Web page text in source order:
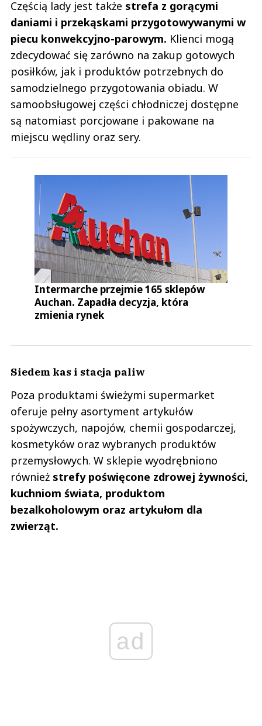
Częścią lady jest także strefa z gorącymi
daniami i przekąskami przygotowywanymi w
piecu konwekcyjno-parowym. Klienci mogą
zdecydować się zarówno na zakup gotowych
posiłków, jak i produktów potrzebnych do
samodzielnego przygotowania obiadu. W
samoobsługowej części chłodniczej dostępne
są natomiast porcjowane i pakowane na
miejscu wędliny oraz sery.
Intermarche przejmie 165 sklepów
Auchan. Zapadła decyzja, która
zmienia rynek
Siedem kas i stacja paliw
Poza produktami świeżymi supermarket
oferuje pełny asortyment artykułów
spożywczych, napojów, chemii gospodarczej,
kosmetyków oraz wybranych produktów
przemysłowych. W sklepie wyodrębniono
również strefy poświęcone zdrowej żywności,
kuchniom świata, produktom
bezalkoholowym oraz artykułom dla
zwierząt.
ad